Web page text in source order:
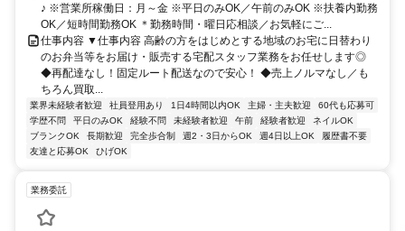
♪ ※営業所稼働日：月～金 ※平日のみOK／午前のみOK ※扶養内勤務
OK／短時間勤務OK ＊勤務時間・曜日応相談／お気軽にご...
仕事内容 ▼仕事内容 高齢の方をはじめとする地域のお宅に日替わり
のお弁当等をお届け・販売する宅配スタッフ業務をお任せします◎
◆再配達なし！固定ルート配送なので安心！ ◆売上ノルマなし／も
ちろん買取...
業界未経験者歓迎 社員登用あり 1日4時間以内OK 主婦・主夫歓迎
60代も応募可
学歴不問
平日のみOK 経験不問 未経験者歓迎 午前 経験者歓迎
ネイルOK
ブランクOK
長期歓迎 完全歩合制 週2・3日からOK 週4日以上OK
履歴書不要
友達と応募OK
ひげOK
業務委託